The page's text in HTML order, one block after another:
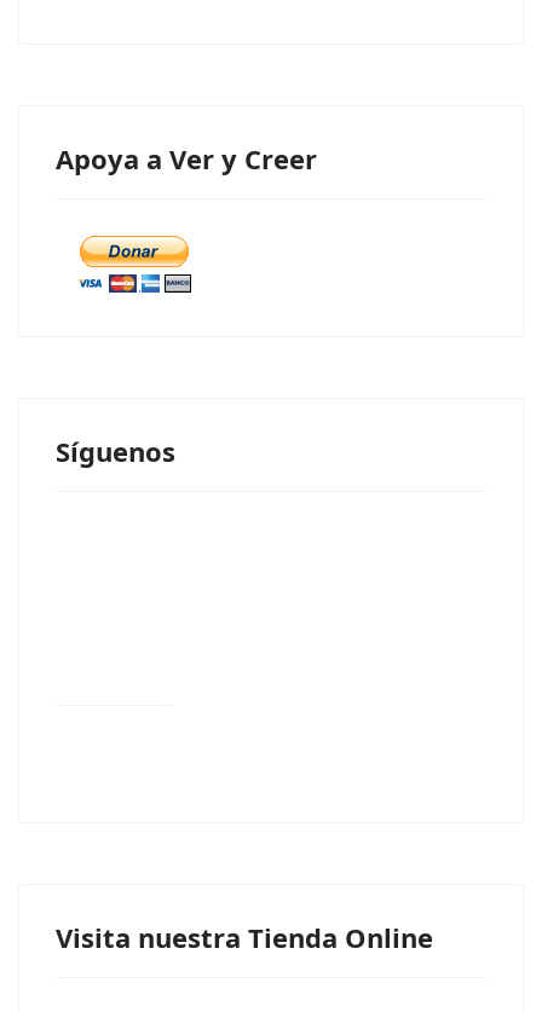
Apoya a Ver y Creer
Síguenos
Visita nuestra Tienda Online